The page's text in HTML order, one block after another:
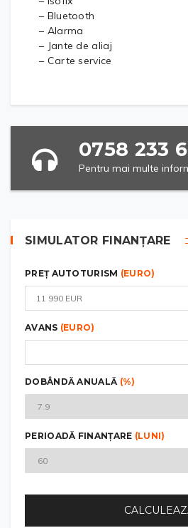
– Bluetooth
– Alarma
– Jante de aliaj
– Carte service
0758 233
Pentru mai multe
SIMULATOR FINANȚARE
PREȚ AUTOTURISM (EURO)
AVANS (EURO)
DOBÂNDĂ ANUALĂ (%)
PERIOADĂ FINANȚARE (LUNI)